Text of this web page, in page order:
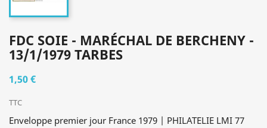
FDC SOIE - MARÉCHAL DE BERCHENY -
13/1/1979 TARBES
1,50 €
TTC
Enveloppe premier jour France 1979 | PHILATELIE LMI 77